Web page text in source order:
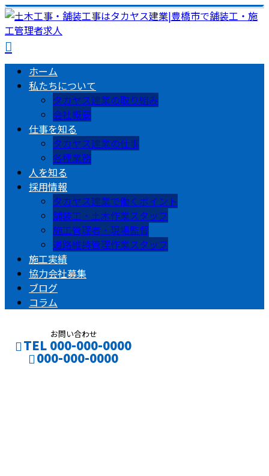
ホーム
私たちについて
タカヤス建業の取り組み
会社概要
仕事を知る
タカヤス建業の仕事
各種業務
人を知る
採用情報
タカヤス建業で働くポイント
舗装工・土木作業スタッフ
施工管理者・現場監督
道路維持管理作業スタッフ
施工実績
協力会社募集
ブログ
コラム
お問い合わせ
TEL 000-000-0000
000-000-0000